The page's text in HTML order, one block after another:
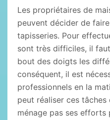
Les propriétaires de
peuvent décider de
tapisseries. Pour
sont très difficiles, il
bout des doigts les
conséquent, il est
professionnels en la
peut réaliser ces
ménage pas ses